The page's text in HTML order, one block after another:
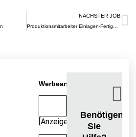
NÄCHSTER JOB
Werbeanzeigen
[Anzeige]
Benötigen
Sie